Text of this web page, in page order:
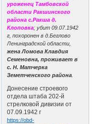
уроженец Тамбовской
области Ракшинского
района с.Ракша д.
Клоповка; убит 09.07.1942
г, похоронен в д.Беглово
Ленинградской области,
жена Ломова Клавдия
Семеновна, проживает в
с. Н. Матчерка
Земетченского района
Донесение строевого
отдела штаба 202-й
стрелковой дивизии от
07.09.1942 г
https://obd-